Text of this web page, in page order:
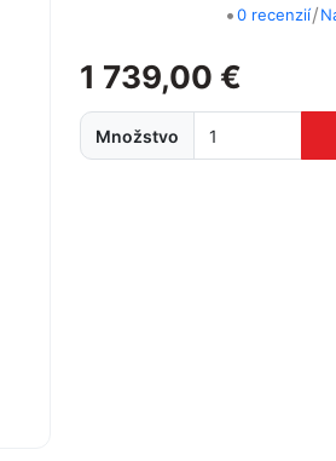
•0 recenzií/
1 739,00 €
Množstvo